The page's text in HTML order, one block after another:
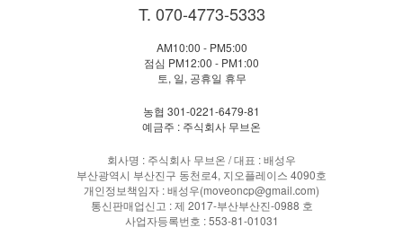
T. 070-4773-5333
AM10:00 - PM5:00
점심 PM12:00 - PM1:00
토, 일, 공휴일 휴무
농협 301-0221-6479-81
예금주 : 주식회사 무브온
회사명 : 주식회사 무브온 / 대표 : 배성우
부산광역시 부산진구 동천로4, 지오플레이스 4090호
개인정보책임자 : 배성우(moveoncp@gmail.com)
통신판매업신고 : 제 2017-부산부산진-0988 호
사업자등록번호 : 553-81-01031